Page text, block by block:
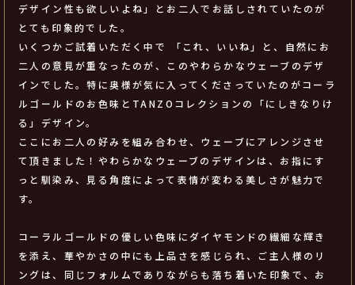
デザイン性も欲しいよね」とお二人でお話しされていたのが
とても印象的でした。
いくつかご試着いただく中で 「これ、いいね」と、自然にお
二人の意見が重なったのが、このやわらかなウェーブのデザ
インでした。特に奥様が気に入ってくださっていたのがコーラ
ルゴールドのお色味とTANZOコレクションの「にしきなりけ
る」デザイン。
ここにお二人の好みを組み合わせ、ウェーブにアレンジさせ
て頂きました！やわらかなウェーブのデザインは、お指にす
っと馴染み、見る角度によって表情が変わる美しさが魅力で
す。
コーラルゴールドの優しい色味にダイヤモンドの繊細な輝き
を添え、華やかさの中にも上品さを感じられ、ご主人様のリ
ングは、同じフォルムでありながらも落ち着いた印象で、お